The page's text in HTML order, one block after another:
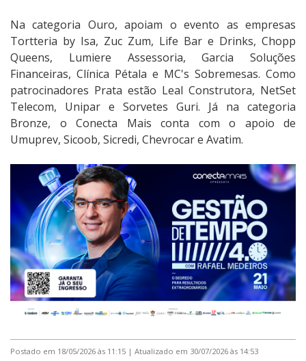
Na categoria Ouro, apoiam o evento as empresas
Tortteria by Isa, Zuc Zum, Life Bar e Drinks, Chopp
Queens, Lumiere Assessoria, Garcia Soluções
Financeiras, Clínica Pétala e MC's Sobremesas. Como
patrocinadores Prata estão Leal Construtora, NetSet
Telecom, Unipar e Sorvetes Guri. Já na categoria
Bronze, o Conecta Mais conta com o apoio de
Umuprev, Sicoob, Sicredi, Chevrocar e Avatim.
Postado em 18/05/2026 às 11:15 | Atualizado em 30/07/2026 às 14:53